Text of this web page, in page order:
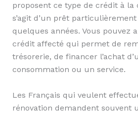
proposent ce type de crédit à la
s’agit d’un prêt
quelques années. Vous pouvez
crédit affecté qui permet de
trésorerie, de financer l’achat
consommation ou un service.
Les Français qui veulent
rénovation demandent souvent